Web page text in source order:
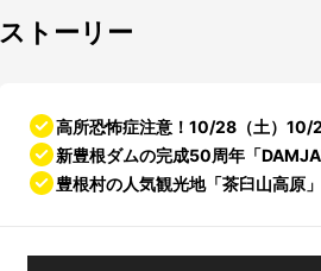
ストーリー
高所恐怖症注意！10/28（土）10/
新豊根ダムの完成50周年「
豊根村の人気観光地「茶臼山高原